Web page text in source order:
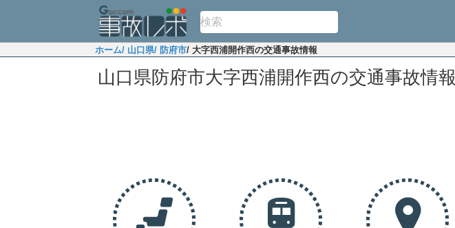
ホーム/ 山口県/ 防府市/ 大字西浦開作西の交通事故情報
山口県防府市大字西浦開作西の交通事故情報